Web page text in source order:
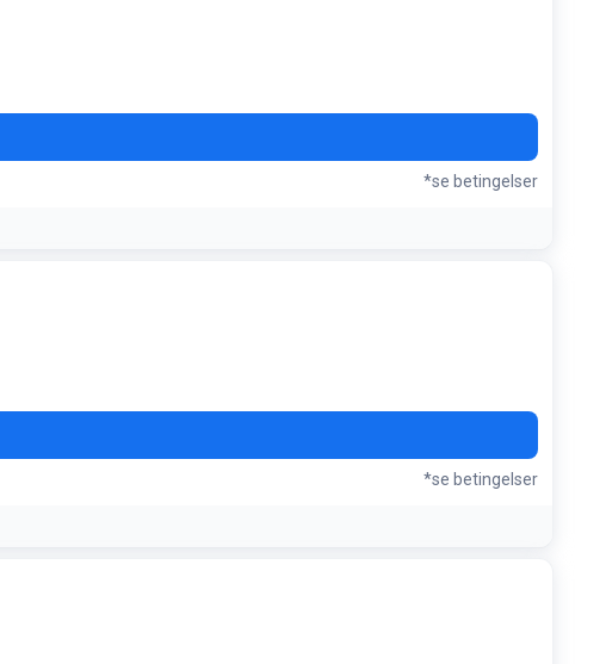
*se betingelser
*se betingelser